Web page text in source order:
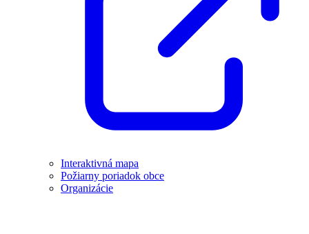
Interaktivná mapa
Požiarny poriadok obce
Organizácie